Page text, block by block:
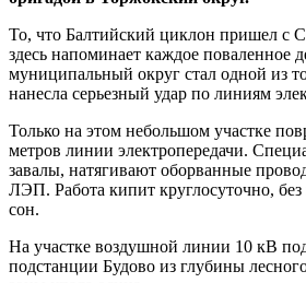
То, что Балтийский циклон пришел с
здесь напоминает каждое поваленное
муниципальный округ стал одной из
нанесла серьезный удар по линиям
Только на этом небольшом участке
метров линии электропередачи.
завалы, натягивают оборванные
ЛЭП. Работа кипит круглосуточно,
сон.
На участке воздушной линии 10 кВ
подстанции Будово из глубины